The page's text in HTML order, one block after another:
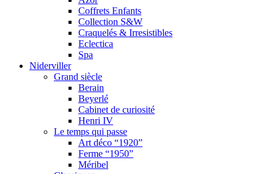
Coffrets Enfants
Collection S&W
Craquelés & Irresistibles
Eclectica
Spa
Niderviller
Grand siècle
Berain
Beyerlé
Cabinet de curiosité
Henri IV
Le temps qui passe
Art déco “1920”
Ferme “1950”
Méribel